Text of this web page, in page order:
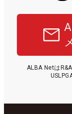
ALBA Netは